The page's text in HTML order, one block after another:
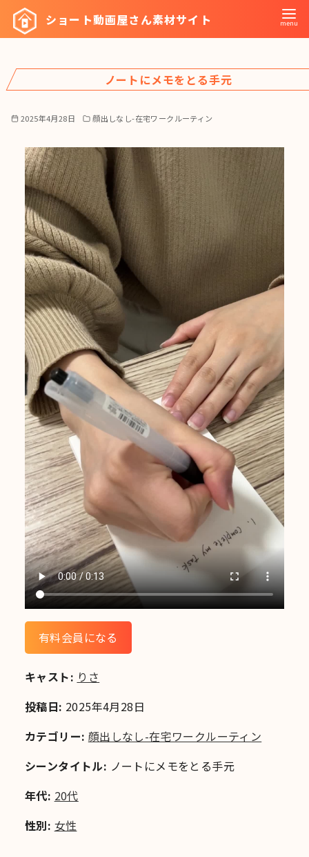
ツ
ショート動画屋さん素材サイト
ノートにメモをとる手元
2025年4月28日 顔出しなし-在宅ワークルーティン
有料会員になる
キャスト: りさ
投稿日: 2025年4月28日
カテゴリー: 顔出しなし-在宅ワークルーティン
シーンタイトル: ノートにメモをとる手元
年代: 20代
性別: 女性